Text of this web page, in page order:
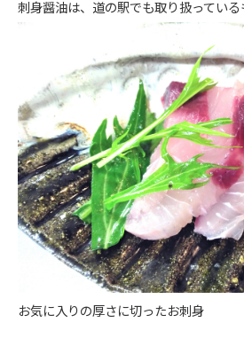
刺身醤油は、道の駅でも取り扱っている
お気に入りの厚さに切ったお刺身